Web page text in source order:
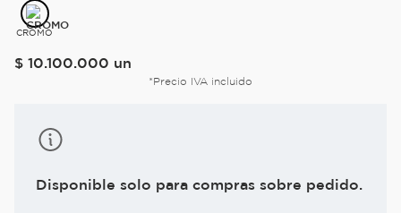
CROMO
$ 10.100.000 un
*Precio IVA incluido
Disponible solo para compras sobre pedido.